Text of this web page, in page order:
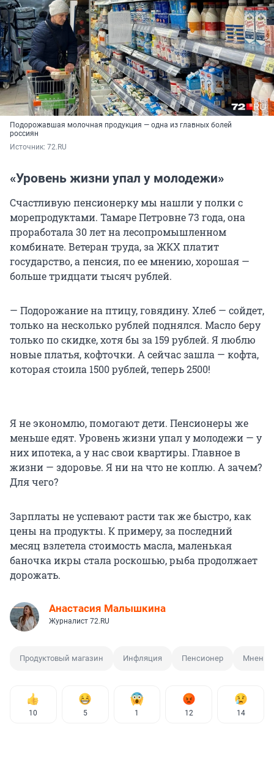
Подорожавшая молочная продукция — одна из главных болей
россиян
Источник: 72.RU
«Уровень жизни упал у молодежи»
Счастливую пенсионерку мы нашли у полки с
морепродуктами. Тамаре Петровне 73 года, она
проработала 30 лет на лесопромышленном
комбинате. Ветеран труда, за ЖКХ платит
государство, а пенсия, по ее мнению, хорошая —
больше тридцати тысяч рублей.
— Подорожание на птицу, говядину. Хлеб — сойдет,
только на несколько рублей поднялся. Масло беру
только по скидке, хотя бы за 159 рублей. Я люблю
новые платья, кофточки. А сейчас зашла — кофта,
которая стоила 1500 рублей, теперь 2500!
Я не экономлю, помогают дети. Пенсионеры же
меньше едят. Уровень жизни упал у молодежи — у
них ипотека, а у нас свои квартиры. Главное в
жизни — здоровье. Я ни на что не коплю. А зачем?
Для чего?
Зарплаты не успевают расти так же быстро, как
цены на продукты. К примеру, за последний
месяц взлетела стоимость масла, маленькая
баночка икры стала роскошью, рыба продолжает
дорожать.
Анастасия Малышкина
Журналист 72.RU
Продуктовый магазин Инфляция Пенсионер Мнение
10 5 1 12 14